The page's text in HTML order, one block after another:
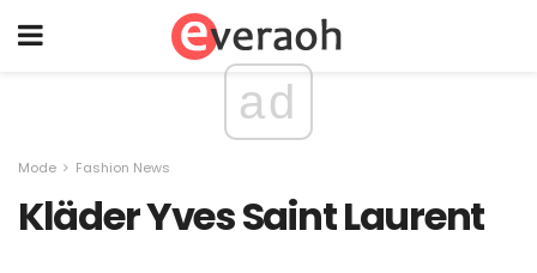
ad
Mode Fashion News
Kläder Yves Saint Laurent